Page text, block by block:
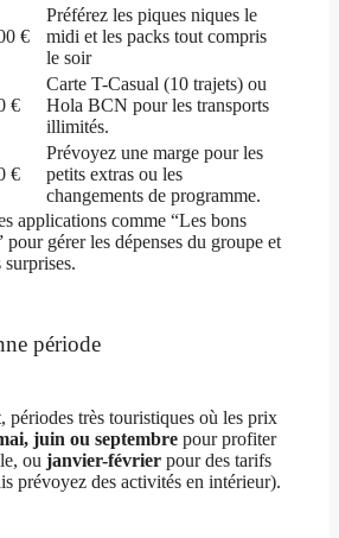
€
Préférez les piques niques le
midi et les packs tout compris
le soir
€
Carte T-Casual (10 trajets) ou
Hola BCN pour les transports
illimités.
€
Prévoyez une marge pour les
petits extras ou les
changements de programme.
applications comme “Les bons
pour gérer les dépenses du groupe et
période
périodes très touristiques où les prix
juin ou septembre pour profiter
ou janvier-février pour des tarifs
prévoyez des activités en intérieur).